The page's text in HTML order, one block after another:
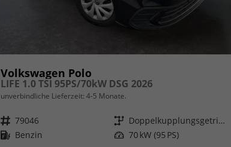
Volkswagen Polo
LIFE 1.0 TSI 95PS/70kW DSG 2026
unverbindliche Lieferzeit: 4-5 Monate.
Fahrzeugnr. 79046 Getriebe
Doppelkupplungsgetriebe (DSG)
Kraftstoff Benzin Leistung 70 kW (95 PS)